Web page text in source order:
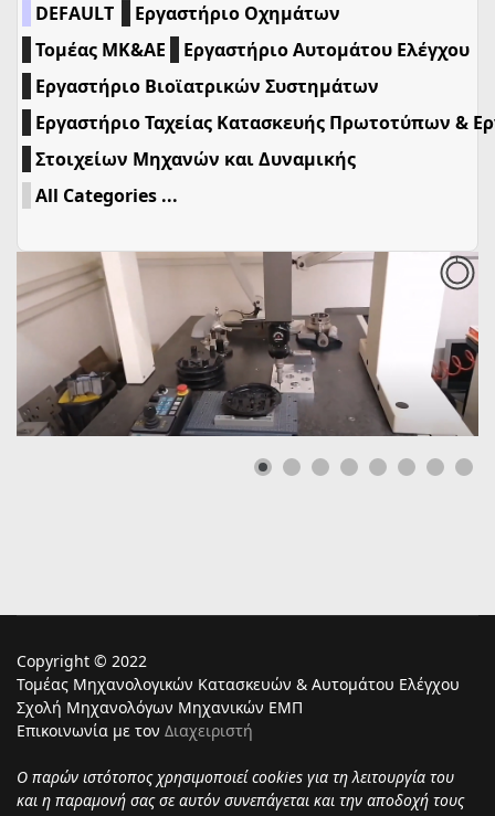
DEFAULT
Εργαστήριο Οχημάτων
Τομέας ΜΚ&ΑΕ
Εργαστήριο Αυτομάτου Ελέγχου
Εργαστήριο Βιοϊατρικών Συστημάτων
Εργαστήριο Ταχείας Κατασκευής Πρωτοτύπων &
Στοιχείων Μηχανών και Δυναμικής
All Categories ...
Copyright © 2022
Τομέας Μηχανολογικών Κατασκευών & Αυτομάτου Ελέγχου
Σχολή Μηχανολόγων Μηχανικών ΕΜΠ
Επικοινωνία με τον Διαχειριστή
Ο παρών ιστότοπος χρησιμoποιεί cookies για τη λειτουργία του
και η παραμονή σας σε αυτόν συνεπάγεται και την αποδοχή τους